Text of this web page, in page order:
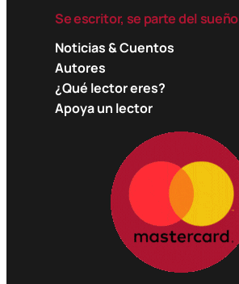
Se escritor, se parte del sueño
Noticias & Cuentos
Autores
¿Qué lector eres?
Apoya un lector